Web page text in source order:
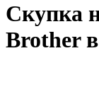
Скупка
Brother